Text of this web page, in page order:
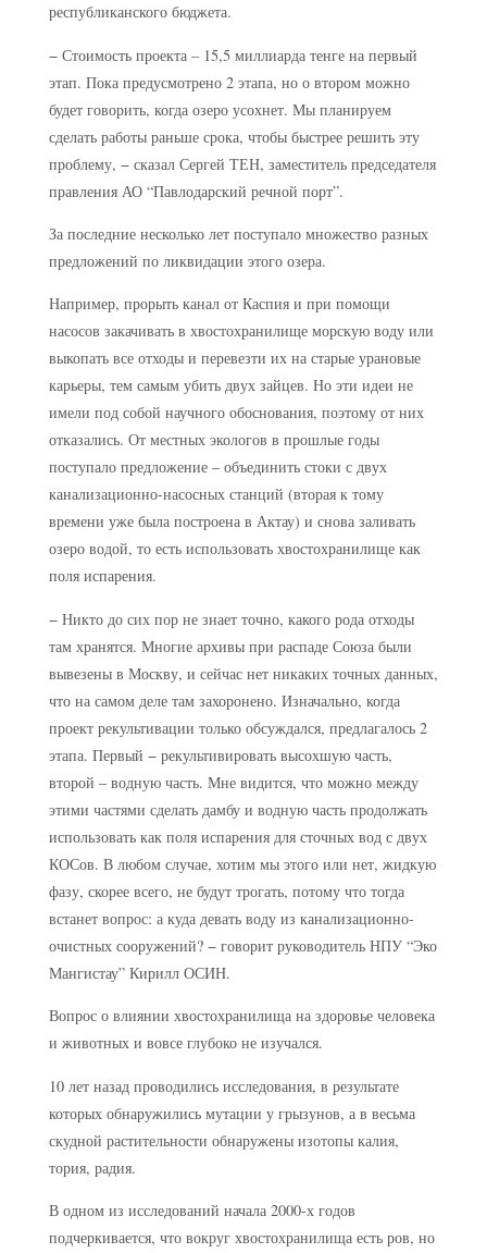
республиканского бюджета.
− Стоимость проекта – 15,5 миллиарда тенге на первый
этап. Пока предусмотрено 2 этапа, но о втором можно
будет говорить, когда озеро усохнет. Мы планируем
сделать работы раньше срока, чтобы быстрее решить эту
проблему, − сказал Сергей ТЕН, заместитель председателя
правления АО “Павлодарский речной порт”.
За последние несколько лет поступало множество разных
предложений по ликвидации этого озера.
Например, прорыть канал от Каспия и при помощи
насосов закачивать в хвостохранилище морскую воду или
выкопать все отходы и перевезти их на старые урановые
карьеры, тем самым убить двух зайцев. Но эти идеи не
имели под собой научного обоснования, поэтому от них
отказались. От местных экологов в прошлые годы
поступало предложение – объединить стоки с двух
канализационно-насосных станций (вторая к тому
времени уже была построена в Актау) и снова заливать
озеро водой, то есть использовать хвостохранилище как
поля испарения.
− Никто до сих пор не знает точно, какого рода отходы
там хранятся. Многие архивы при распаде Союза были
вывезены в Москву, и сейчас нет никаких точных данных,
что на самом деле там захоронено. Изначально, когда
проект рекультивации только обсуждался, предлагалось 2
этапа. Первый − рекультивировать высохшую часть,
второй – водную часть. Мне видится, что можно между
этими частями сделать дамбу и водную часть продолжать
использовать как поля испарения для сточных вод с двух
КОСов. В любом случае, хотим мы этого или нет, жидкую
фазу, скорее всего, не будут трогать, потому что тогда
встанет вопрос: а куда девать воду из канализационно-
очистных сооружений? − говорит руководитель НПУ “Эко
Мангистау” Кирилл ОСИН.
Вопрос о влиянии хвостохранилища на здоровье человека
и животных и вовсе глубоко не изучался.
10 лет назад проводились исследования, в результате
которых обнаружились мутации у грызунов, а в весьма
скудной растительности обнаружены изотопы калия,
тория, радия.
В одном из исследований начала 2000-х годов
подчеркивается, что вокруг хвостохранилища есть ров, но